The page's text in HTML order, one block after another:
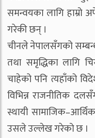
समन्वयका लागि हाम्रो
गरेकी छन् ।
चीनले नेपालसँगको
तथा समृद्धिका लागि
चाहेको पनि त्यहाँको
विभिन्न राजनीतिक
स्थायी
उसले उल्लेख गरेको छ ।